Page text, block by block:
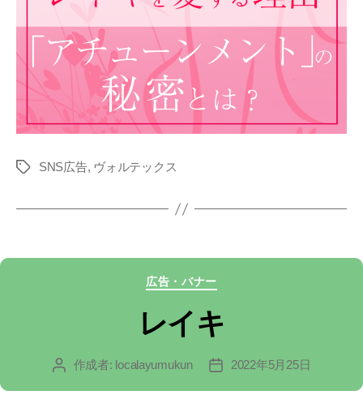
タ
SNS広告, ヴォルテックス
カ
テ
ゴ
リ
広告・バナー
レイキ
投 作成者: localayumukun
投
2022年5月25日